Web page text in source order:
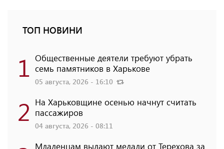
ТОП НОВИНИ
1 Общественные деятели требуют убрать
семь памятников в Харькове
05 августа, 2026 - 16:10
2 На Харьковщине осенью начнут считать
пассажиров
04 августа, 2026 - 08:11
Младенцам выдают медали от Терехова за